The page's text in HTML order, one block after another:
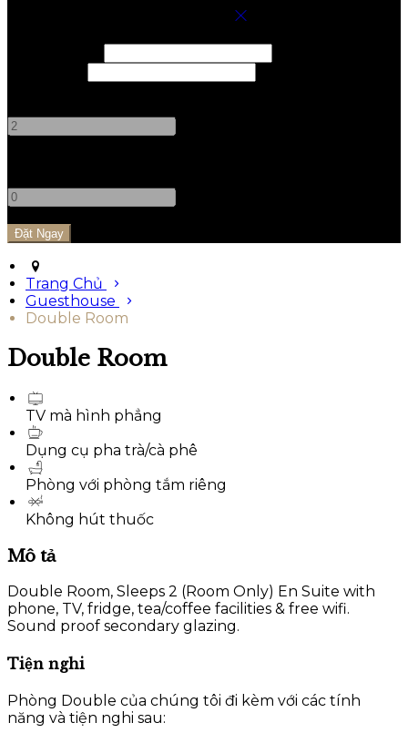
Trang Chủ
Guesthouse
Double Room
Double Room
TV mà hình phẳng
Dụng cụ pha trà/cà phê
Phòng với phòng tắm riêng
Không hút thuốc
Mô tả
Double Room, Sleeps 2 (Room Only) En Suite with
phone, TV, fridge, tea/coffee facilities & free wifi.
Sound proof secondary glazing.
Tiện nghi
Phòng Double của chúng tôi đi kèm với các tính
năng và tiện nghi sau: